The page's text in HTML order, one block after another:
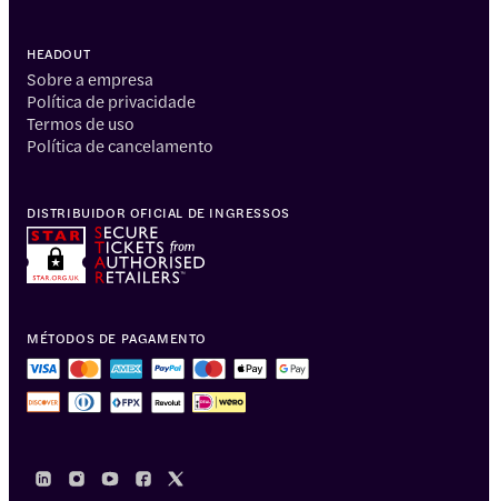
HEADOUT
Sobre a empresa
Política de privacidade
Termos de uso
Política de cancelamento
MÉTODOS DE PAGAMENTO
DISTRIBUIDOR OFICIAL DE INGRESSOS